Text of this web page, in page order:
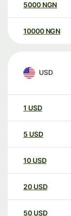
5000 NGN
10000 NGN
USD
1 USD
5 USD
10 USD
20 USD
50 USD